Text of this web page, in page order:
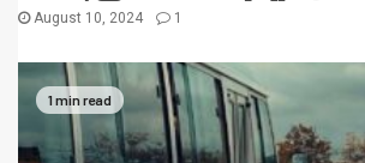
August 10, 2024 1
1 min read